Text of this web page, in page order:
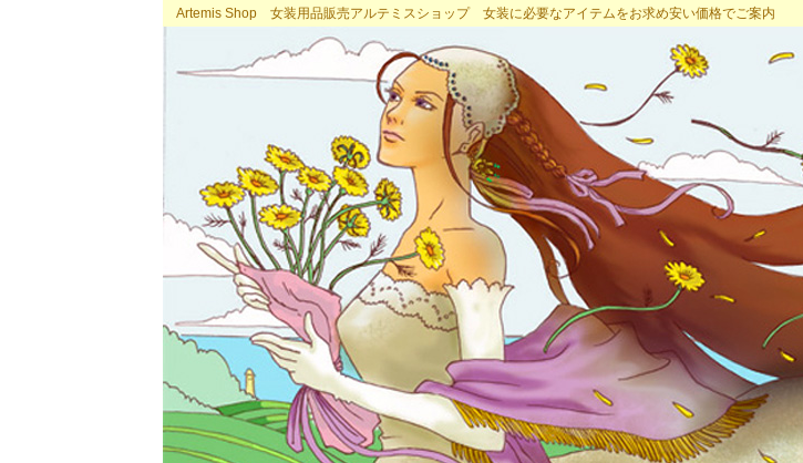
Artemis Shop 女装用品販売アルテミスショップ 女装に必要なアイテムをお求め安い価格でご案内